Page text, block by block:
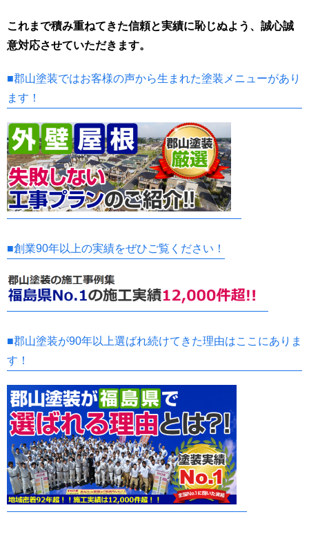
これまで積み重ねてきた信頼と実績に恥じぬよう、誠心誠
意対応させていただきます。
■郡山塗装ではお客様の声から生まれた塗装メニューがあり
ます！
■創業90年以上の実績をぜひご覧ください！
■郡山塗装が90年以上選ばれ続けてきた理由はここにありま
す！